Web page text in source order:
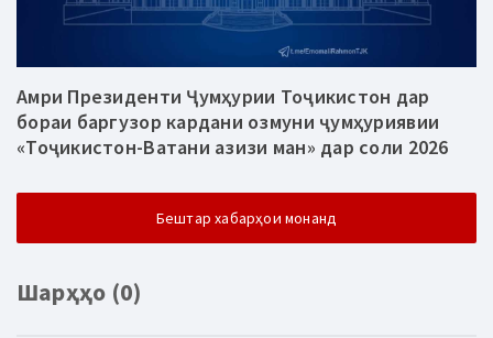
Амри Президенти Ҷумҳурии Тоҷикистон дар
бораи баргузор кардани озмуни ҷумҳуриявии
«Тоҷикистон-Ватани азизи ман» дар соли 2026
Бештар хабарҳои монанд
Шарҳҳо (0)